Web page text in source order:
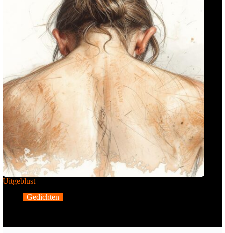
Uitgeblust
Gedichten